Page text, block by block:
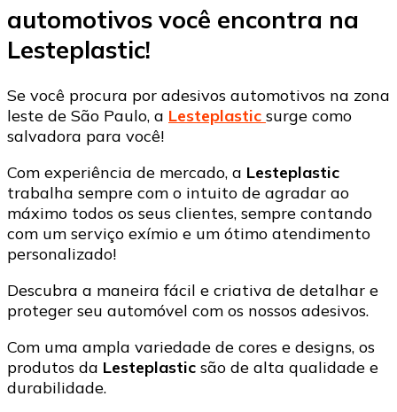
automotivos você encontra na
Lesteplastic!
Se você procura por adesivos automotivos na zona
leste de São Paulo, a Lesteplastic surge como
salvadora para você!
Com experiência de mercado, a Lesteplastic
trabalha sempre com o intuito de agradar ao
máximo todos os seus clientes, sempre contando
com um serviço exímio e um ótimo atendimento
personalizado!
Descubra a maneira fácil e criativa de detalhar e
proteger seu automóvel com os nossos adesivos.
Com uma ampla variedade de cores e designs, os
produtos da Lesteplastic são de alta qualidade e
durabilidade.